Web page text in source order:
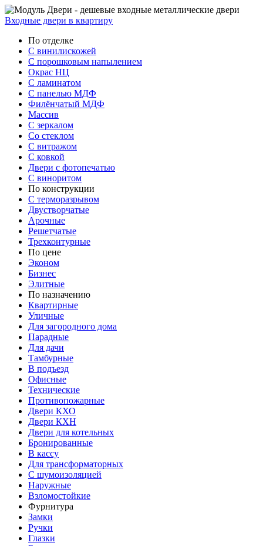
Входные двери в квартиру
По отделке
С винилискожей
С порошковым напылением
Окрас НЦ
С ламинатом
С панелью МДФ
Филёнчатый МДФ
Массив
С зеркалом
Со стеклом
С витражом
С ковкой
Двери с фотопечатью
С виноритом
По конструкции
С терморазрывом
Двустворчатые
Арочные
Решетчатые
Трехконтурные
По цене
Эконом
Бизнес
Элитные
По назначению
Квартирные
Уличные
Для загородного дома
Парадные
Для дачи
Тамбурные
В подъезд
Офисные
Технические
Противопожарные
Двери КХО
Двери КХН
Двери для котельных
Бронированные
В кассу
Для трансформаторных
С шумоизоляцией
Наружные
Взломостойкие
Фурнитура
Замки
Ручки
Глазки